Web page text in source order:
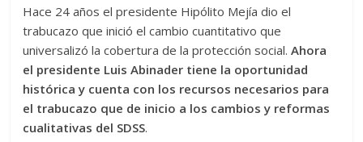
Hace 24 años el presidente Hipólito Mejía dio el
trabucazo que inició el cambio cuantitativo que
universalizó la cobertura de la protección social.Ahora
el presidente Luis Abinader tiene la oportunidad
histórica y cuenta con los recursos necesarios para
el trabucazo que de inicio a los cambios y reformas
cualitativas del SDSS.